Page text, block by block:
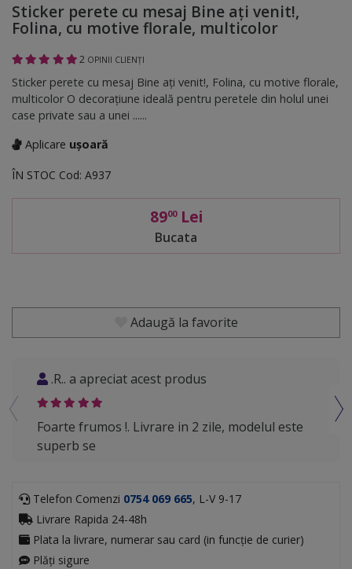
Sticker perete cu mesaj Bine aţi venit!,
Folina, cu motive florale, multicolor
2 OPINII CLIENȚI
Sticker perete cu mesaj Bine aţi venit!, Folina, cu motive florale,
multicolor O decoraţiune ideală pentru peretele din holul unei
case private sau a unei ......
Aplicare ușoară
ÎN STOC Cod: A937
8900Lei
Bucata
Adaugă la favorite
.R.. a apreciat acest produs
Foarte frumos !. Livrare in 2 zile, modelul este
superb se
Telefon Comenzi 0754 069 665, L-V 9-17
Livrare Rapida 24-48h
Plata la livrare, numerar sau card (in funcție de curier)
Plăți sigure